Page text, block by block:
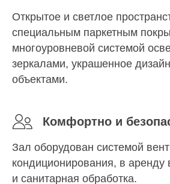
Открытое и светлое
специальным паркетным
многоуровневой системой
зеркалами, украшенное
объектами.
Комфортно и
Зал оборудован системой
кондиционирования, в аренду
и санитарная обработка.